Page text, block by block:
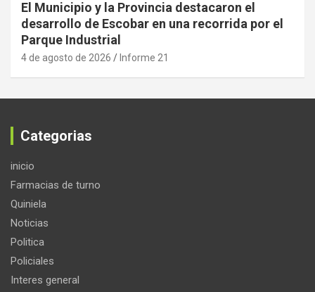
El Municipio y la Provincia destacaron el
desarrollo de Escobar en una recorrida por el
Parque Industrial
4 de agosto de 2026 Informe 21
Categorias
inicio
Farmacias de turno
Quiniela
Noticias
Politica
Policiales
Interes general